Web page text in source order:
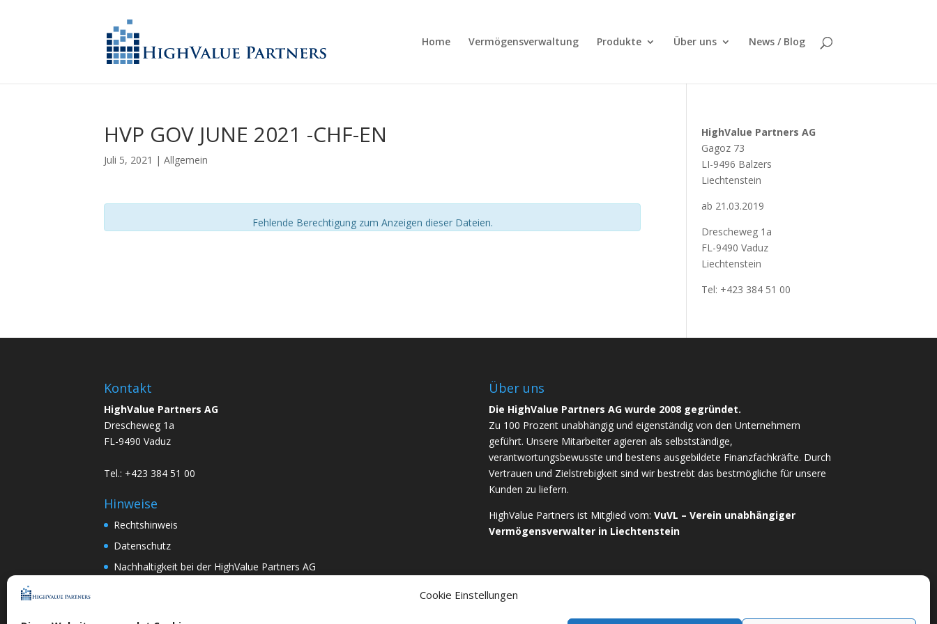
Cookie Einstellungen
Home Vermögensverwaltung Produkte Über uns News / Blog
HVP GOV JUNE 2021 -CHF-EN
Juli 5, 2021 | Allgemein
Fehlende Berechtigung zum Anzeigen dieser Dateien.
HighValue Partners AG
Gagoz 73
LI-9496 Balzers
Liechtenstein
ab 21.03.2019
Drescheweg 1a
FL-9490 Vaduz
Liechtenstein
Tel: +423 384 51 00
Kontakt
HighValue Partners AG
Drescheweg 1a
FL-9490 Vaduz
Tel.: +423 384 51 00
Hinweise
Rechtshinweis
Datenschutz
Nachhaltigkeit bei der HighValue Partners AG
Über uns
Die HighValue Partners AG wurde 2008 gegründet.
Zu 100 Prozent unabhängig und eigenständig von den Unternehmern
geführt. Unsere Mitarbeiter agieren als selbstständige,
verantwortungsbewusste und bestens ausgebildete Finanzfachkräfte. Durch
Vertrauen und Zielstrebigkeit sind wir bestrebt das bestmögliche für unsere
Kunden zu liefern.
HighValue Partners ist Mitglied vom: VuVL – Verein unabhängiger
Vermögensverwalter in Liechtenstein